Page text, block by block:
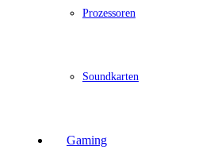
Prozessoren
Soundkarten
Gaming
Acer Consumer PCs
Alle Captiva PCs